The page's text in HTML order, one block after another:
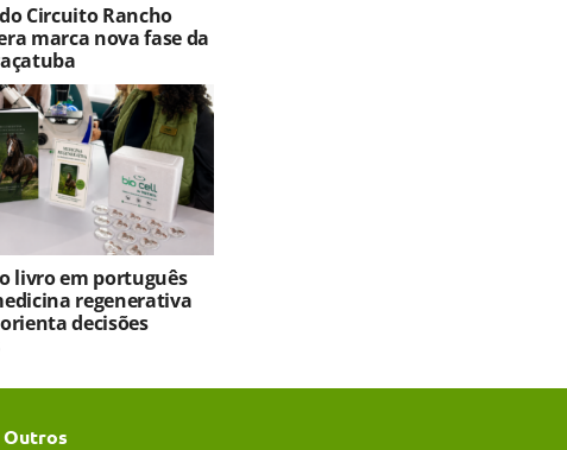
Circuito Rancho
marca nova fase da
livro em português
regenerativa
decisões
Outros